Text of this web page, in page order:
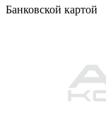
Банковской картой